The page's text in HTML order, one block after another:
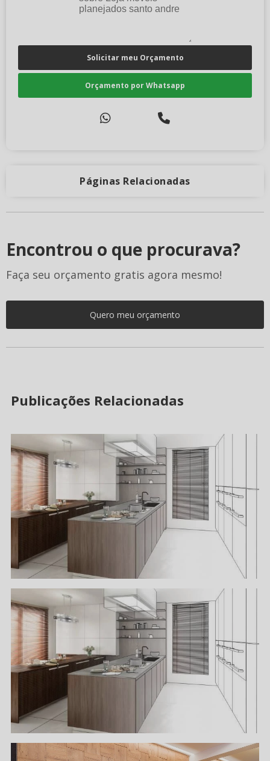
Solicitar meu Orçamento
Orçamento por Whatsapp
Páginas Relacionadas
Encontrou o que procurava?
Faça seu orçamento gratis agora mesmo!
Quero meu orçamento
Publicações Relacionadas